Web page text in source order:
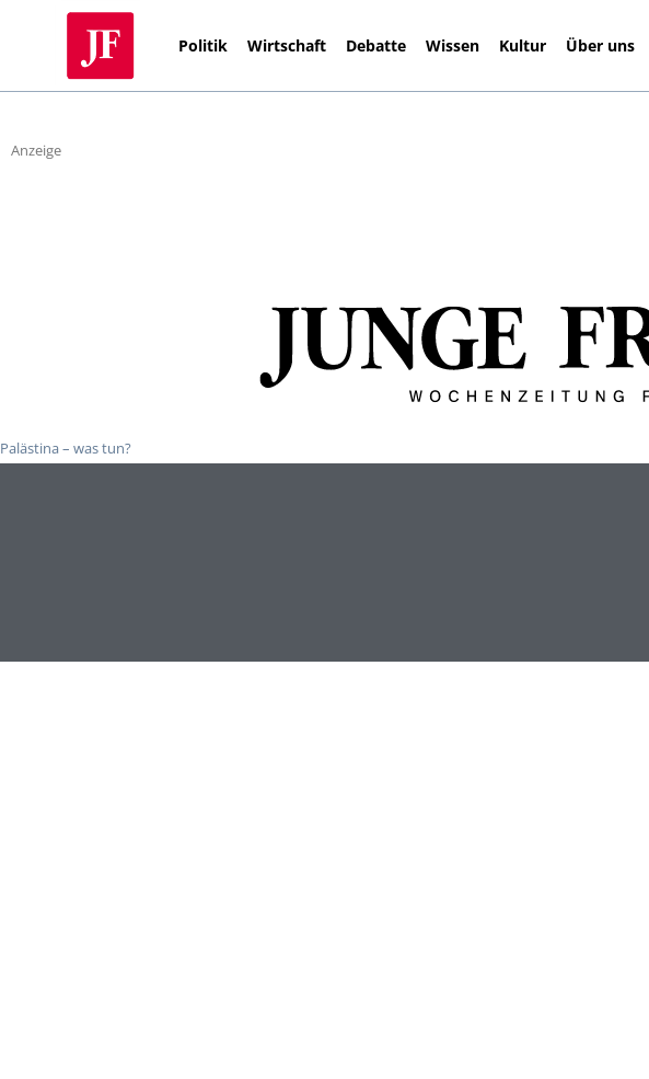
Politik Wirtschaft Debatte Wissen Kultur Über uns
Anzeige
Palästina – was tun?